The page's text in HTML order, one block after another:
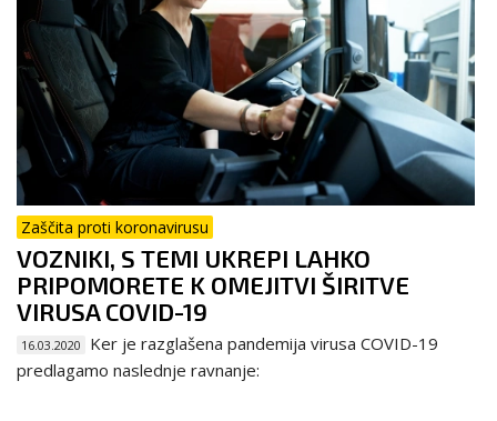
Zaščita proti koronavirusu
VOZNIKI, S TEMI UKREPI LAHKO
PRIPOMORETE K OMEJITVI ŠIRITVE
VIRUSA COVID-19
16.03.2020
Ker je razglašena pandemija virusa COVID-19
predlagamo naslednje ravnanje: